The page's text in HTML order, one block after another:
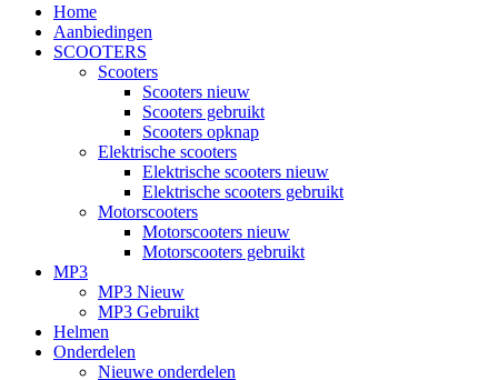
Home
Aanbiedingen
SCOOTERS
Scooters
Scooters nieuw
Scooters gebruikt
Scooters opknap
Elektrische scooters
Elektrische scooters nieuw
Elektrische scooters gebruikt
Motorscooters
Motorscooters nieuw
Motorscooters gebruikt
MP3
MP3 Nieuw
MP3 Gebruikt
Helmen
Onderdelen
Nieuwe onderdelen